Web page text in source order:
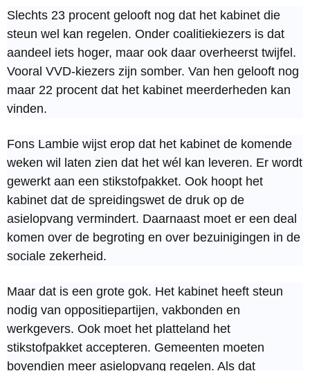
Slechts 23 procent gelooft nog dat het kabinet die
steun wel kan regelen. Onder coalitiekiezers is dat
aandeel iets hoger, maar ook daar overheerst twijfel.
Vooral VVD-kiezers zijn somber. Van hen gelooft nog
maar 22 procent dat het kabinet meerderheden kan
vinden.
Fons Lambie wijst erop dat het kabinet de komende
weken wil laten zien dat het wél kan leveren. Er wordt
gewerkt aan een stikstofpakket. Ook hoopt het
kabinet dat de spreidingswet de druk op de
asielopvang vermindert. Daarnaast moet er een deal
komen over de begroting en over bezuinigingen in de
sociale zekerheid.
Maar dat is een grote gok. Het kabinet heeft steun
nodig van oppositiepartijen, vakbonden en
werkgevers. Ook moet het platteland het
stikstofpakket accepteren. Gemeenten moeten
bovendien meer asielopvang regelen. Als dat